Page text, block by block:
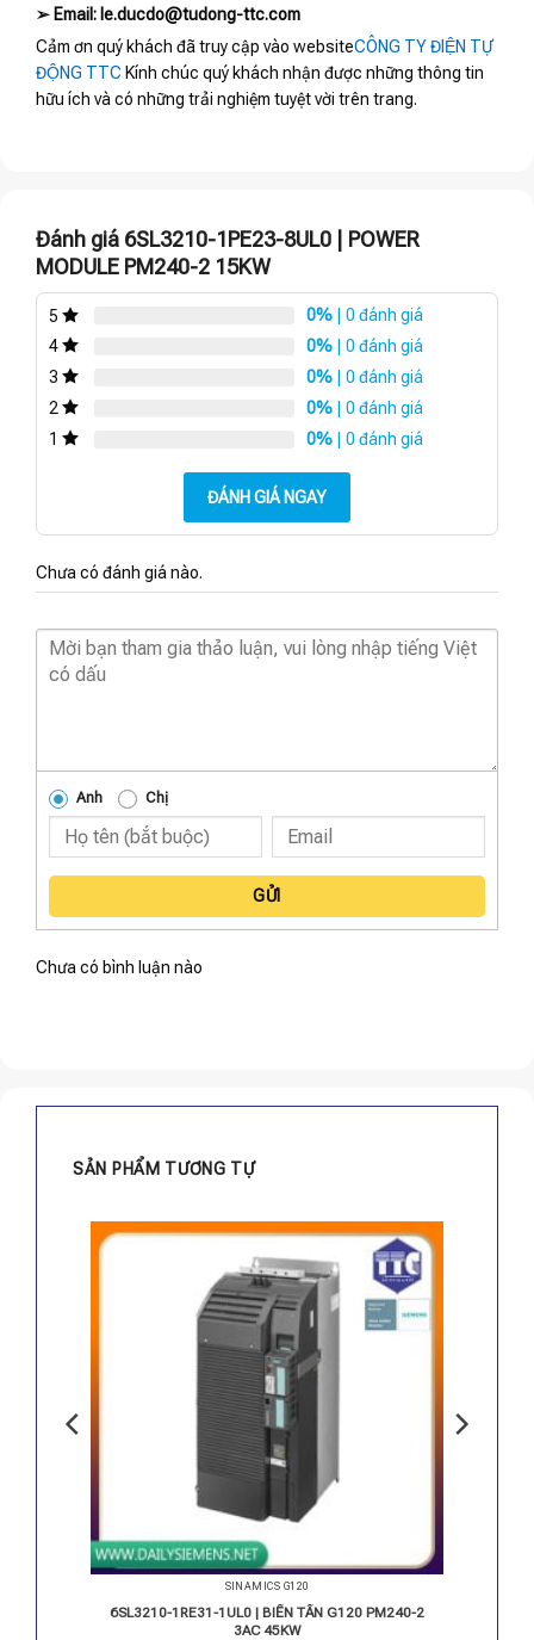
➢ Email: le.ducdo@tudong-ttc.com
Cảm ơn quý khách đã truy cập vào websiteCÔNG TY ĐIỆN TỰ
ĐỘNG TTC Kính chúc quý khách nhận được những thông tin
hữu ích và có những trải nghiệm tuyệt vời trên trang.
Đánh giá 6SL3210-1PE23-8UL0 | POWER
MODULE PM240-2 15KW
5 0% | 0 đánh giá
4
0% | 0 đánh giá
3
0% | 0 đánh giá
2
0% | 0 đánh giá
1
0% | 0 đánh giá
ĐÁNH GIÁ NGAY
Chưa có đánh giá nào.
Anh Chị
GỬI
Chưa có bình luận nào
SẢN PHẨM TƯƠNG TỰ
SINAMICS G120
6SL3210-1RE31-1UL0 | BIẾN TẦN G120 PM240-2
3AC 45KW